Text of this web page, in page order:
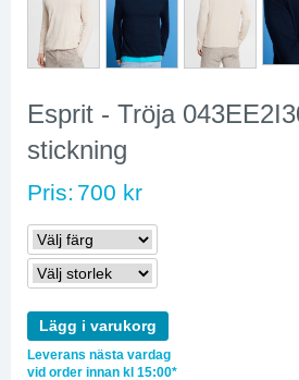
Esprit - Tröja
stickning
Pris: 700 kr
Lägg i varukorg
Leverans nästa vardag
vid order innan kl 15:00*